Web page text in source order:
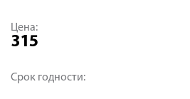
Цена:
315
Срок годности: